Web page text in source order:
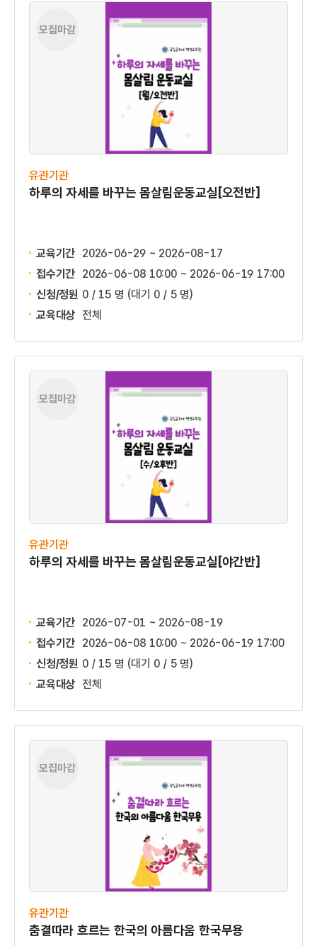
모집마감
유관기관
하루의 자세를 바꾸는 몸살림운동교실[오전반]
교육기간 2026-06-29 ~ 2026-08-17
접수기간 2026-06-08 10:00 ~ 2026-06-19 17:00
신청/정원 0 / 15 명 (대기 0 / 5 명)
교육대상 전체
모집마감
유관기관
하루의 자세를 바꾸는 몸살림운동교실[야간반]
교육기간 2026-07-01 ~ 2026-08-19
접수기간 2026-06-08 10:00 ~ 2026-06-19 17:00
신청/정원 0 / 15 명 (대기 0 / 5 명)
교육대상 전체
모집마감
유관기관
춤결따라 흐르는 한국의 아름다움 한국무용